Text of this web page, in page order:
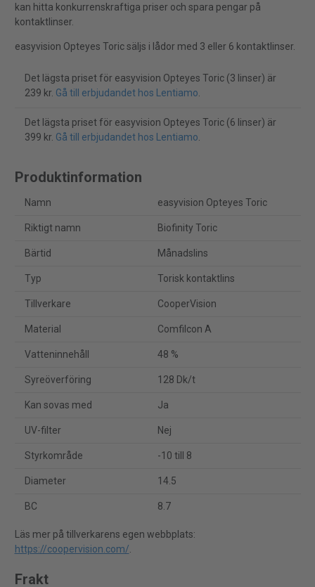
kan hitta konkurrenskraftiga priser och spara pengar på
kontaktlinser.
easyvision Opteyes Toric säljs i lådor med 3 eller 6 kontaktlinser.
Det lägsta priset för easyvision Opteyes Toric (3 linser) är
239 kr. Gå till erbjudandet hos Lentiamo.
Det lägsta priset för easyvision Opteyes Toric (6 linser) är
399 kr. Gå till erbjudandet hos Lentiamo.
Produktinformation
Namn easyvision Opteyes Toric
Riktigt namn Biofinity Toric
Bärtid Månadslins
Typ Torisk kontaktlins
Tillverkare CooperVision
Material Comfilcon A
Vatteninnehåll 48 %
Syreöverföring 128 Dk/t
Kan sovas med Ja
UV-filter Nej
Styrkområde -10 till 8
Diameter 14.5
BC 8.7
Läs mer på tillverkarens egen webbplats:
https://coopervision.com/.
Frakt